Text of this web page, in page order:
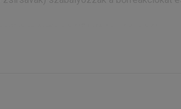
tartja a bélflórát és védi a bél